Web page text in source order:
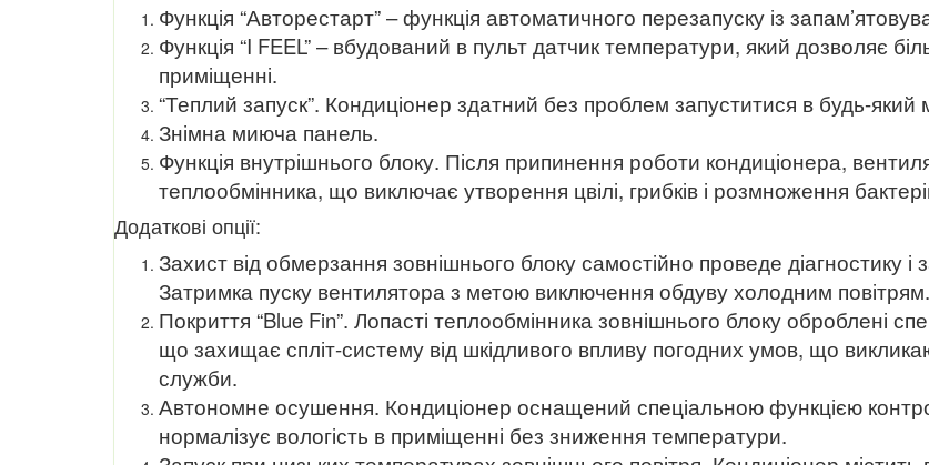
Функція “Авторестарт” – функція автоматичного перезапуску із
Функція “I FEEL” – вбудований в пульт датчик температури, який дозволяє
приміщенні.
“Теплий запуск”. Кондиціонер здатний без проблем запуститися в будь-який
Знімна миюча панель.
Функція внутрішнього блоку. Після припинення роботи кондиціонера,
теплообмінника, що виключає утворення цвілі, грибків і розмноження
Додаткові опції:
Захист від обмерзання зовнішнього блоку самостійно проведе діагностику і
Затримка пуску вентилятора з метою виключення обдуву холодним повітрям.
Покриття “Blue Fin”. Лопасті теплообмінника зовнішнього блоку оброблені
що захищає спліт-систему від шкідливого впливу погодних умов, що
служби.
Автономне осушення. Кондиціонер оснащений спеціальною функцією
нормалізує вологість в приміщенні без зниження температури.